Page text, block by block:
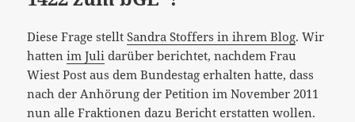
Diese Frage stelltSandra Stoffers in ihrem Blog. Wir
hattenim Juli darüber berichtet, nachdem Frau
Wiest Post aus dem Bundestag erhalten hatte, dass
nach der Anhörung der Petition im November 2011
nun alle Fraktionen dazu Bericht erstatten wollen.